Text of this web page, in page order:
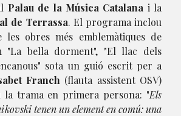
Palau de la Música Catalana i la
de Terrassa. El programa inclou
les obres més emblemàtiques de
"La bella dorment", "El llac dels
sota un guió escrit per a
Franch (flauta assistent OSV)
la trama en primera persona: "Els
tenen un element en comú: una